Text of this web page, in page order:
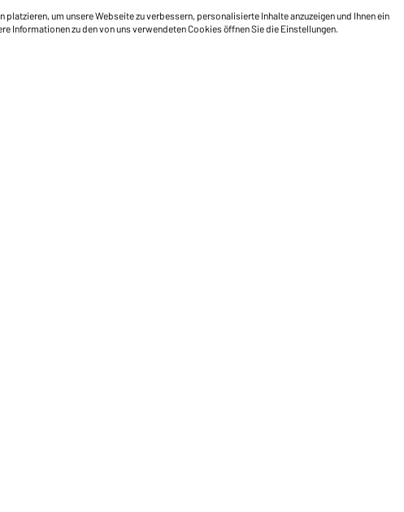
platzieren, um unsere Webseite zu verbessern, personalisierte Inhalte anzuzeigen und Ihnen ein
Informationen zu den von uns verwendeten Cookies öffnen Sie die Einstellungen.